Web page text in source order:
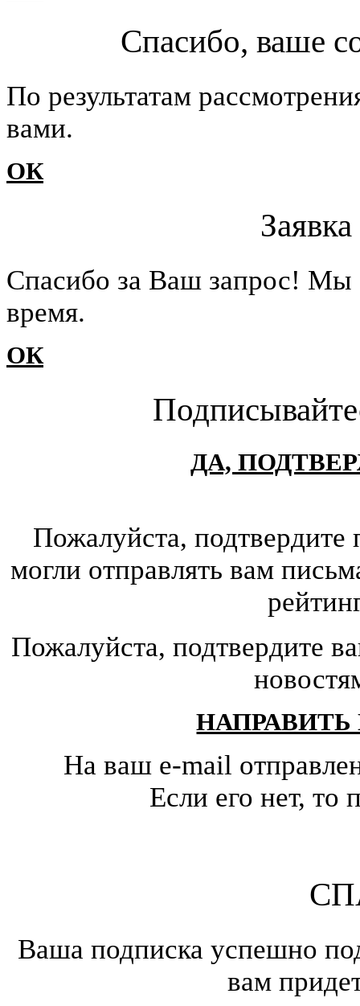
Спасибо, ваше
По результатам
вами.
ОК
Cпасибо за Ваш запрос!
время.
ОК
ДА,
Пожалуйста,
могли отправлять вам
Пожалуйста, подтвердите
На ваш e-mail
Если его нет,
Ваша подписка успешно
вам